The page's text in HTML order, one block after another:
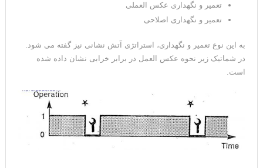
تعمیر و نگهداری عکس العملی
تعمیر و نگهداری اصلاحی
به این نوع تعمیر و نگهداری، استراتژی آتش نشانی نیز گفته می شود.
در شماتیک زیر نحوه عکس العمل در برابر خرابی نشان داده شده
است.